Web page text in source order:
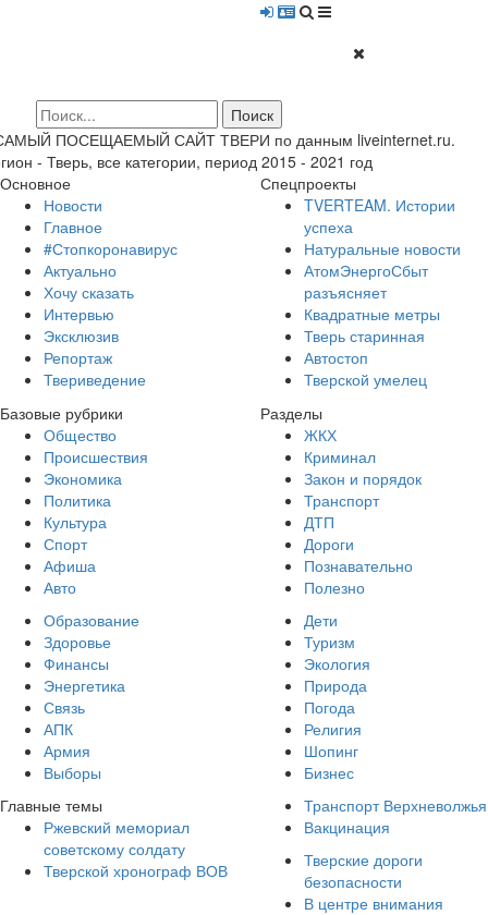
ПОСЕЩАЕМЫЙ САЙТ ТВЕРИ по данным liveinternet.ru.
- Тверь, все категории, период 2015 - 2021 год
Основное
Новости
Главное
#Стопкоронавирус
Актуально
Хочу сказать
Интервью
Эксклюзив
Репортаж
Твериведение
Спецпроекты
TVERTEAM. Истории
успеха
Натуральные новости
АтомЭнергоСбыт
разъясняет
Квадратные метры
Тверь старинная
Автостоп
Тверской умелец
Базовые рубрики
Общество
Происшествия
Экономика
Политика
Культура
Спорт
Афиша
Авто
Разделы
ЖКХ
Криминал
Закон и порядок
Транспорт
ДТП
Дороги
Познавательно
Полезно
Образование
Здоровье
Финансы
Энергетика
Связь
АПК
Армия
Выборы
Дети
Туризм
Экология
Природа
Погода
Религия
Шопинг
Бизнес
Главные темы
Ржевский мемориал
советскому солдату
Тверской хронограф ВОВ
Транспорт Верхневолжья
Вакцинация
Тверские дороги
безопасности
В центре внимания